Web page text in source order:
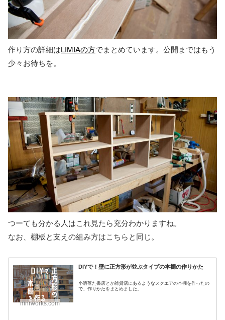
作り方の詳細はLIMIAの方でまとめています。公開まではもう
少々お待ちを。
つーても分かる人はこれ見たら充分わかりますね。
なお、棚板と支えの組み方はこちらと同じ。
DIYで！壁に正方形が並ぶタイプの本棚の作りかた
小洒落た書店とか雑貨店にあるようなスクエアの本棚を作ったの
で、作りかたをまとめました。
mnrworks.com